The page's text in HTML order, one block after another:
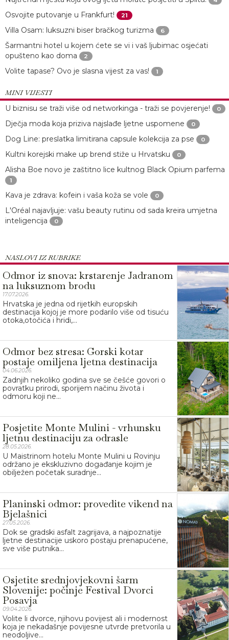
Osvojite putovanje u Frankfurt! 21
Villa Osam: luksuzni biser bračkog turizma 6
Šarmantni hotel u kojem ćete se vi i vaš ljubimac osjećati
opušteno kao doma
2
Volite tapase? Ovo je slasna vijest za vas! 1
MINI VIJESTI
U biznisu se traži više od networkinga - traži se povjerenje!
0
Dječja moda koja priziva najslađe ljetne uspomene 0
Dog Line: preslatka limitirana capsule kolekcija za pse 0
Kultni korejski make up brend stiže u Hrvatsku 0
Alisha Boe novo je zaštitno lice kultnog Black Opium parfema
1
Kava je zdrava: kofein i vaša koža se vole 0
L'Oréal najavljuje: vašu beauty rutinu od sada kreira umjetna
inteligencija
0
NASLOVI IZ RUBRIKE
Odmor iz snova: krstarenje Jadranom
na luksuznom brodu
17.07.2026.
Hrvatska je jedna od rijetkih europskih
destinacija kojoj je more podarilo više od tisuću
otoka,otočića i hridi,...
Odmor bez stresa: Gorski kotar
postaje omiljena ljetna destinacija
04.06.2026.
Zadnjih nekoliko godina sve se češće govori o
povratku prirodi, sporijem načinu života i
odmoru koji ne...
Posjetite Monte Mulini - vrhunsku
ljetnu destinaciju za odrasle
28.05.2026.
U Maistrinom hotelu Monte Mulini u Rovinju
održano je ekskluzivno događanje kojim je
obilježen početak suradnje...
Planinski odmor: provedite vikend na
Bjelašnici
27.05.2026.
Dok se gradski asfalt zagrijava, a najpoznatije
ljetne destinacije uskoro postaju prenapućene,
sve više putnika...
Osjetite srednjovjekovni šarm
Slovenije: počinje Festival Dvorci
Posavja
09.04.2026.
Volite li dvorce, njihovu povijest ali i modernost
koja je nekadašnje povijesne utvrde pretvorila u
neodoljive...